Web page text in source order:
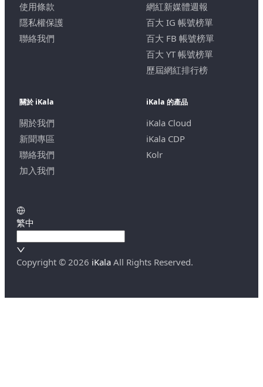
使用條款
隱私權保護
聯絡我們
網紅新媒體週報
百大 IG 帳號榜單
百大 FB 帳號榜單
百大 YT 帳號榜單
歷屆網紅排行榜
關於 iKala
關於我們
新聞專區
聯絡我們
加入我們
iKala 的產品
iKala Cloud
iKala CDP
Kolr
繁中
Copyright © 2026 iKala All Rights Reserved.